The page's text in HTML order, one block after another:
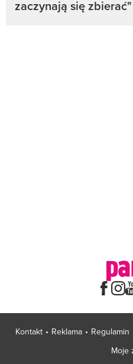
zaczynają się zbierać"
Kontakt Reklama Regulamin
Moje